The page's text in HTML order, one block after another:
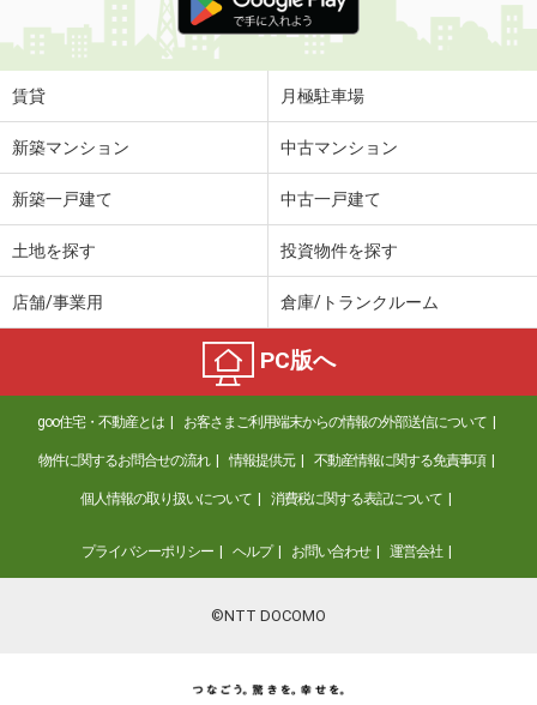
価 格
5.80万円
住 所
愛媛県松山市宮西２丁目
専有面積
愛媛県松山市小栗７丁目
5.60万円
愛媛県松山市祝谷２丁目
4.20万円
住 所
愛媛県松山市祝谷２丁目
専有面積 32.9m²
間取り
ワンルーム
愛媛県松山市針田町
価 格
5万円
住 所
愛媛県松山市針田町
32.73m²
愛媛県松山市清水町４丁目
賃貸 月極駐車場
新築マンション 中古マンション
新築一戸建て 中古一戸建て
土地を探す 投資物件を探す
店舗/事業用 倉庫/トランクルーム
PC版へ
goo住宅・不動産とは お客さまご利用端末からの情報の外部送信について
物件に関するお問合せの流れ 情報提供元 不動産情報に関する免責事項
個人情報の取り扱いについて 消費税に関する表記について
プライバシーポリシー ヘルプ お問い合わせ 運営会社
©NTT DOCOMO